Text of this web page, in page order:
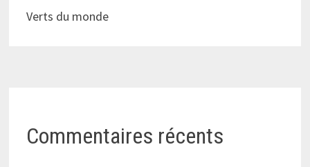
Verts du monde
Commentaires récents